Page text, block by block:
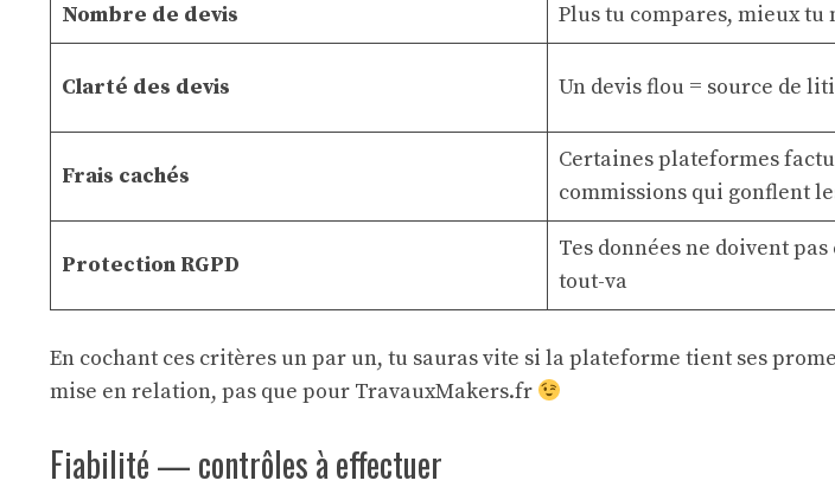
Nombre de devis Plus tu compares, mieux tu
Clarté des devis Un devis flou = source de
Frais cachés
Certaines plateformes
commissions qui gonflent
Protection RGPD
Tes données ne doivent
tout-va
En cochant ces critères un par un, tu sauras vite si la plateforme tient ses
mise en relation, pas que pour TravauxMakers.fr
Fiabilité — contrôles à effectuer